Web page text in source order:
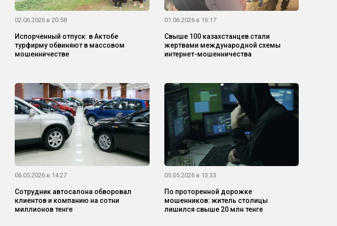
02.06.2026 в 20:58
Испорченный отпуск: в Актобе
турфирму обвиняют в массовом
мошенничестве
01.06.2026 в 16:17
Свыше 100 казахстанцев стали
жертвами международной схемы
интернет-мошенничества
06.05.2026 в 14:27
Сотрудник автосалона обворовал
клиентов и компанию на сотни
миллионов тенге
05.05.2026 в 13:33
По проторенной дорожке
мошенников: житель столицы
лишился свыше 20 млн тенге